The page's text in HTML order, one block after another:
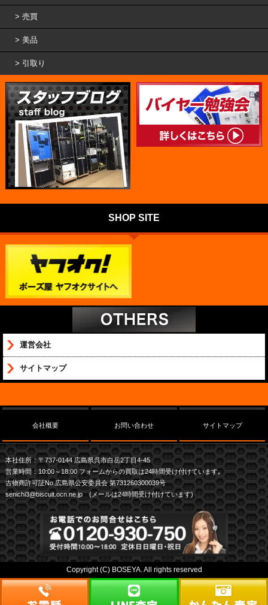
売買
美品
引取り
SHOP SITE
運営会社
サイトマップ
会社概要 お問い合わせ サイトマップ
本社住所：〒737-0144 広島県呉市白岳2丁目4-45
営業時間：10:00～18:00 フォームからの買取は24時間受け付けています｡
古物商許可証No.広島県公安委員会 第731260300039号
senichi3@biscuit.ocn.ne.jp (メールは24時間受け付けています)
Copyright (C) BOSEYA. All rights reserved